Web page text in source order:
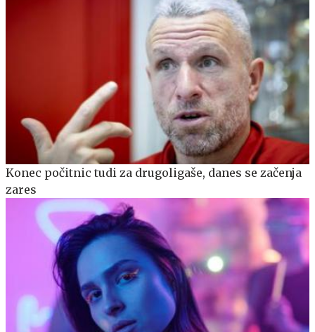
Konec počitnic tudi za drugoligaše, danes se začenja
zares